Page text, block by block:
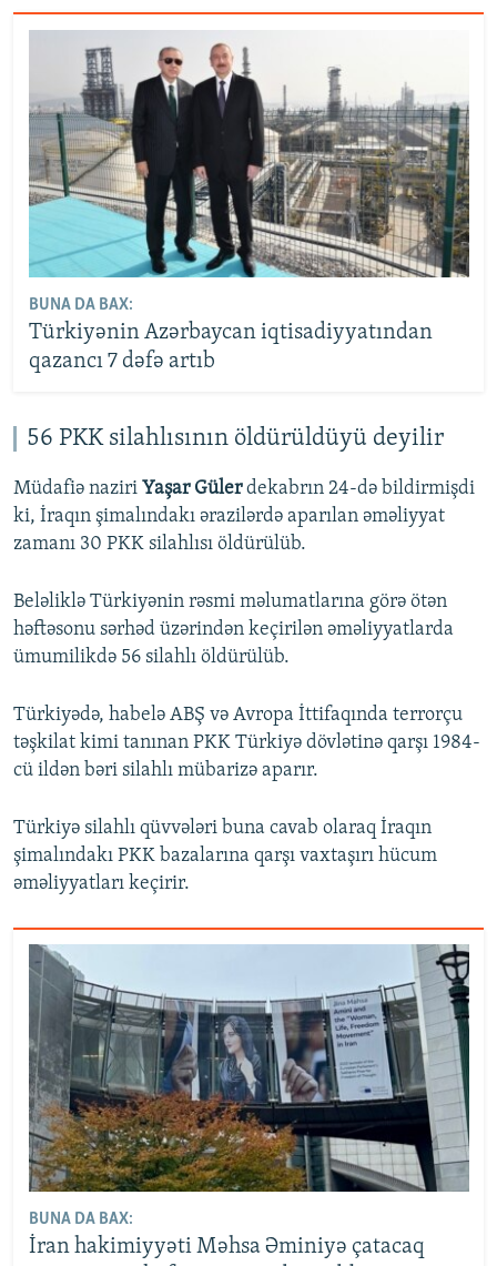
BUNA DA BAX:
Türkiyənin Azərbaycan iqtisadiyyatından
qazancı 7 dəfə artıb
56 PKK silahlısının öldürüldüyü deyilir
Müdafiə naziri Yaşar Gülerdekabrın 24-də bildirmişdi
ki, İraqın şimalındakı ərazilərdə aparılan əməliyyat
zamanı 30 PKK silahlısı öldürülüb.
Beləliklə Türkiyənin rəsmi məlumatlarına görə ötən
həftəsonu sərhəd üzərindən keçirilən əməliyyatlarda
ümumilikdə 56 silahlı öldürülüb.
Türkiyədə, habelə ABŞ və Avropa İttifaqında terrorçu
təşkilat kimi tanınan PKK Türkiyə dövlətinə qarşı 1984-
cü ildən bəri silahlı mübarizə aparır.
Türkiyə silahlı qüvvələri buna cavab olaraq İraqın
şimalındakı PKK bazalarına qarşı vaxtaşırı hücum
əməliyyatları keçirir.
BUNA DA BAX:
İran hakimiyyəti Məhsa Əminiyə çatacaq